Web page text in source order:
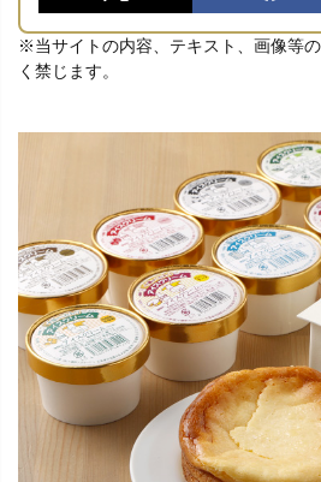
※当サイトの内容、テキスト、画像等
く禁じます。